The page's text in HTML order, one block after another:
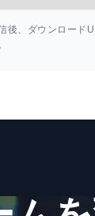
後、ダウンロード